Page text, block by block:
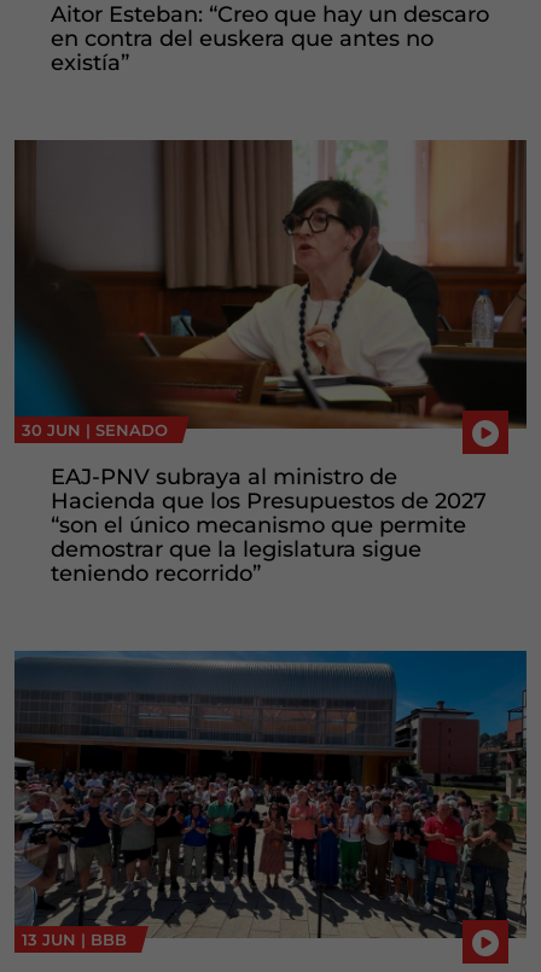
Aitor Esteban: “Creo que hay un descaro
en contra del euskera que antes no
existía”
30 JUN | SENADO
EAJ-PNV subraya al ministro de
Hacienda que los Presupuestos de 2027
“son el único mecanismo que permite
demostrar que la legislatura sigue
teniendo recorrido”
13 JUN | BBB